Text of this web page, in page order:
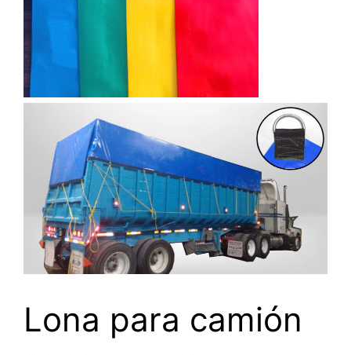
Lona para camión